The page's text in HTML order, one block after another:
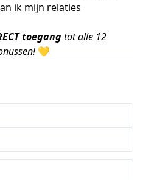
ik mijn relaties
toegangtot alle 12
💛